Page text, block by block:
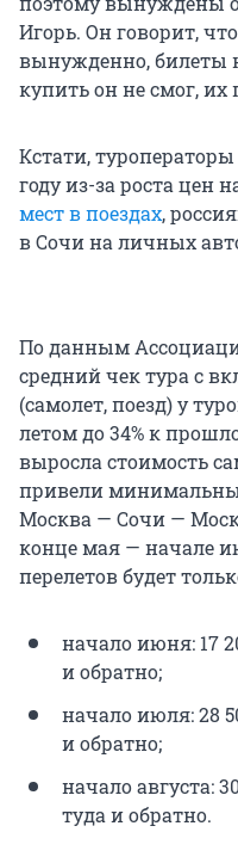
Игорь. Он говорит,
вынужденно, билеты
купить он не смог, их
Кстати,
году из-за роста цен
мест в поездах,
в Сочи на личных
По данным
средний чек тура с
(самолет, поезд) у
летом до 34% к
выросла стоимость
привели
Москва — Сочи —
конце мая — начале
перелетов будет
начало июня: 17
и обратно;
начало июля: 28
и обратно;
начало августа:
туда и обратно.